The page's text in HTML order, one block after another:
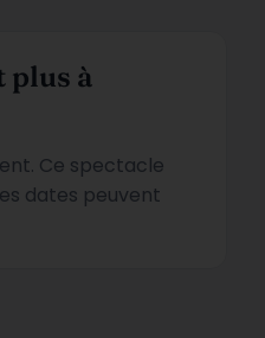
plus à
Ce spectacle
dates peuvent